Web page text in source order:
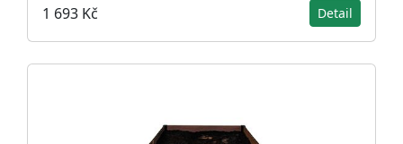
1 693 Kč Detail